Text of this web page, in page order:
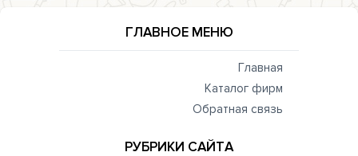
ГЛАВНОЕ МЕНЮ
Главная
Каталог фирм
Обратная связь
РУБРИКИ САЙТА